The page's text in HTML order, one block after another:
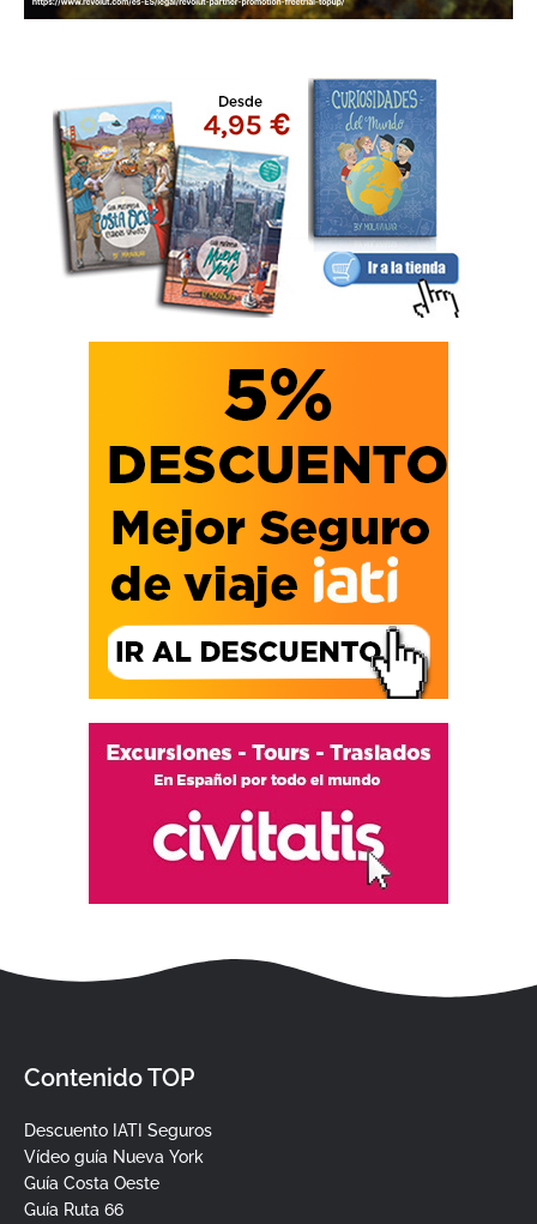
Contenido TOP
Descuento IATI Seguros
Vídeo guía Nueva York
Guía Costa Oeste
Guía Ruta 66